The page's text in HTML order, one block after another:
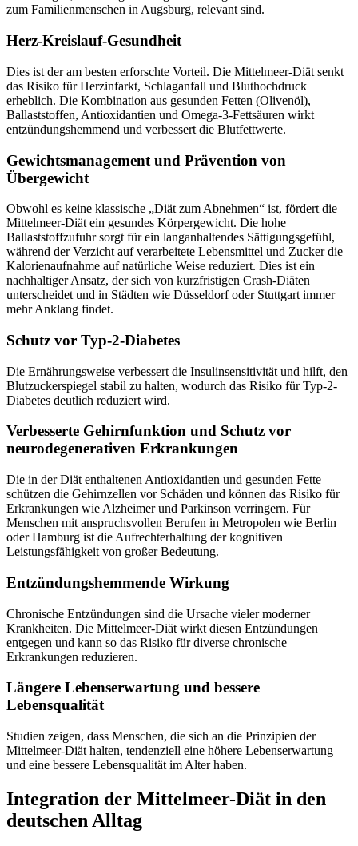
zum Familienmenschen in Augsburg, relevant sind.
Herz-Kreislauf-Gesundheit
Dies ist der am besten erforschte Vorteil. Die Mittelmeer-Diät senkt
das Risiko für Herzinfarkt, Schlaganfall und Bluthochdruck
erheblich. Die Kombination aus gesunden Fetten (Olivenöl),
Ballaststoffen, Antioxidantien und Omega-3-Fettsäuren wirkt
entzündungshemmend und verbessert die Blutfettwerte.
Gewichtsmanagement und Prävention von
Übergewicht
Obwohl es keine klassische „Diät zum Abnehmen“ ist, fördert die
Mittelmeer-Diät ein gesundes Körpergewicht. Die hohe
Ballaststoffzufuhr sorgt für ein langanhaltendes Sättigungsgefühl,
während der Verzicht auf verarbeitete Lebensmittel und Zucker die
Kalorienaufnahme auf natürliche Weise reduziert. Dies ist ein
nachhaltiger Ansatz, der sich von kurzfristigen Crash-Diäten
unterscheidet und in Städten wie Düsseldorf oder Stuttgart immer
mehr Anklang findet.
Schutz vor Typ-2-Diabetes
Die Ernährungsweise verbessert die Insulinsensitivität und hilft, den
Blutzuckerspiegel stabil zu halten, wodurch das Risiko für Typ-2-
Diabetes deutlich reduziert wird.
Verbesserte Gehirnfunktion und Schutz vor
neurodegenerativen Erkrankungen
Die in der Diät enthaltenen Antioxidantien und gesunden Fette
schützen die Gehirnzellen vor Schäden und können das Risiko für
Erkrankungen wie Alzheimer und Parkinson verringern. Für
Menschen mit anspruchsvollen Berufen in Metropolen wie Berlin
oder Hamburg ist die Aufrechterhaltung der kognitiven
Leistungsfähigkeit von großer Bedeutung.
Entzündungshemmende Wirkung
Chronische Entzündungen sind die Ursache vieler moderner
Krankheiten. Die Mittelmeer-Diät wirkt diesen Entzündungen
entgegen und kann so das Risiko für diverse chronische
Erkrankungen reduzieren.
Längere Lebenserwartung und bessere
Lebensqualität
Studien zeigen, dass Menschen, die sich an die Prinzipien der
Mittelmeer-Diät halten, tendenziell eine höhere Lebenserwartung
und eine bessere Lebensqualität im Alter haben.
Integration der Mittelmeer-Diät in den
deutschen Alltag